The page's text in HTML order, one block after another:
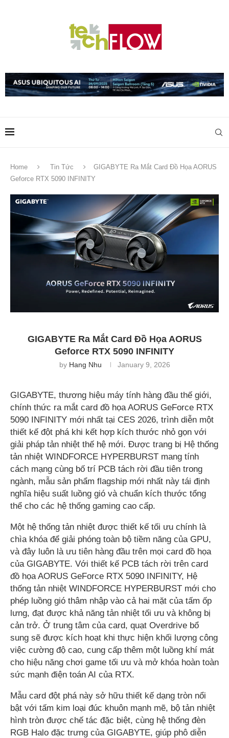
Home Tin Tức
GIGABYTE Ra Mắt Card Đồ Họa AORUS
Geforce RTX 5090 INFINITY
GIGABYTE Ra Mắt Card Đồ Họa AORUS
Geforce RTX 5090 INFINITY
by Hang Nhu January 9, 2026
GIGABYTE, thương hiệu máy tính hàng đầu thế giới,
chính thức ra mắt card đồ họa AORUS GeForce RTX
5090 INFINITY mới nhất tại CES 2026, trình diễn một
thiết kế đột phá khi kết hợp kích thước nhỏ gọn với
giải pháp tản nhiệt thế hệ mới. Được trang bị Hệ thống
tản nhiệt WINDFORCE HYPERBURST mang tính
cách mạng cùng bố trí PCB tách rời đầu tiên trong
ngành, mẫu sản phẩm flagship mới nhất này tái định
nghĩa hiệu suất luồng gió và chuẩn kích thước tổng
thể cho các hệ thống gaming cao cấp.
Một hệ thống tản nhiệt được thiết kế tối ưu chính là
chìa khóa để giải phóng toàn bộ tiềm năng của GPU,
và đây luôn là ưu tiên hàng đầu trên mọi card đồ họa
của GIGABYTE. Với thiết kế PCB tách rời trên card
đồ họa AORUS GeForce RTX 5090 INFINITY, Hệ
thống tản nhiệt WINDFORCE HYPERBURST mới cho
phép luồng gió thâm nhập vào cả hai mặt của tấm ốp
lưng, đạt được khả năng tản nhiệt tối ưu và không bị
cản trở. Ở trung tâm của card, quạt Overdrive bổ
sung sẽ được kích hoạt khi thực hiện khối lượng công
việc cường độ cao, cung cấp thêm một luồng khí mát
cho hiệu năng chơi game tối ưu và mở khóa hoàn toàn
sức mạnh điện toán AI của RTX.
Mẫu card đột phá này sở hữu thiết kế dạng tròn nổi
bật với tấm kim loại đúc khuôn mạnh mẽ, bộ tản nhiệt
hình tròn được chế tác đặc biệt, cùng hệ thống đèn
RGB Halo đặc trưng của GIGABYTE, giúp phô diễn